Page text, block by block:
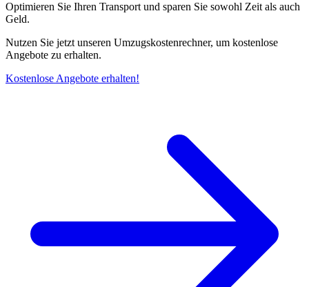
Optimieren Sie Ihren Transport und sparen Sie sowohl Zeit als auch
Geld.
Nutzen Sie jetzt unseren Umzugskostenrechner, um kostenlose
Angebote zu erhalten.
Kostenlose Angebote erhalten!